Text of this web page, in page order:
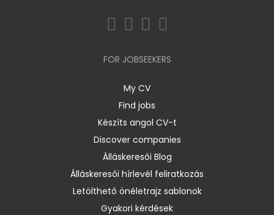
FOR JOBSEEKERS
My CV
Find jobs
Készíts angol CV-t
Discover companies
Álláskeresői Blog
Álláskeresői hírlevél feliratkozás
Letölthető önéletrajz sablonok
Gyakori kérdések